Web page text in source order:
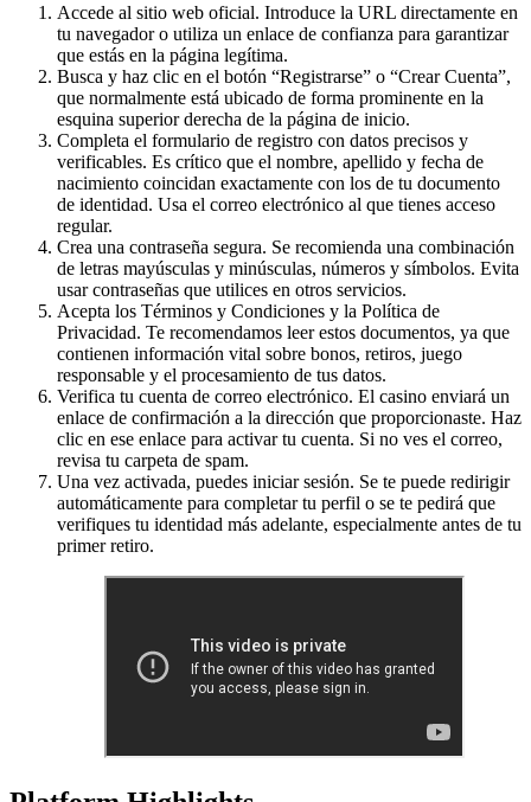
Accede al sitio web oficial. Introduce la URL directamente en
tu navegador o utiliza un enlace de confianza para garantizar
que estás en la página legítima.
Busca y haz clic en el botón “Registrarse” o “Crear Cuenta”,
que normalmente está ubicado de forma prominente en la
esquina superior derecha de la página de inicio.
Completa el formulario de registro con datos precisos y
verificables. Es crítico que el nombre, apellido y fecha de
nacimiento coincidan exactamente con los de tu documento
de identidad. Usa el correo electrónico al que tienes acceso
regular.
Crea una contraseña segura. Se recomienda una combinación
de letras mayúsculas y minúsculas, números y símbolos. Evita
usar contraseñas que utilices en otros servicios.
Acepta los Términos y Condiciones y la Política de
Privacidad. Te recomendamos leer estos documentos, ya que
contienen información vital sobre bonos, retiros, juego
responsable y el procesamiento de tus datos.
Verifica tu cuenta de correo electrónico. El casino enviará un
enlace de confirmación a la dirección que proporcionaste. Haz
clic en ese enlace para activar tu cuenta. Si no ves el correo,
revisa tu carpeta de spam.
Una vez activada, puedes iniciar sesión. Se te puede redirigir
automáticamente para completar tu perfil o se te pedirá que
verifiques tu identidad más adelante, especialmente antes de tu
primer retiro.